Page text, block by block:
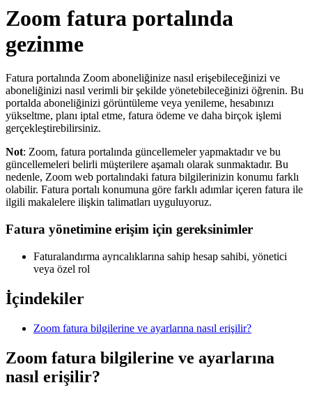
Zoom fatura portalında
gezinme
Fatura portalında Zoom aboneliğinize nasıl erişebileceğinizi ve
aboneliğinizi nasıl verimli bir şekilde yönetebileceğinizi öğrenin. Bu
portalda aboneliğinizi görüntüleme veya yenileme, hesabınızı
yükseltme, planı iptal etme, fatura ödeme ve daha birçok işlemi
gerçekleştirebilirsiniz.
Not: Zoom, fatura portalında güncellemeler yapmaktadır ve bu
güncellemeleri belirli müşterilere aşamalı olarak sunmaktadır. Bu
nedenle, Zoom web portalındaki fatura bilgilerinizin konumu farklı
olabilir. Fatura portalı konumuna göre farklı adımlar içeren fatura ile
ilgili makalelere ilişkin talimatları uyguluyoruz.
Fatura yönetimine erişim için gereksinimler
Faturalandırma ayrıcalıklarına sahip hesap sahibi, yönetici
veya özel rol
İçindekiler
Zoom fatura bilgilerine ve ayarlarına nasıl erişilir?
Zoom fatura bilgilerine ve ayarlarına
nasıl erişilir?